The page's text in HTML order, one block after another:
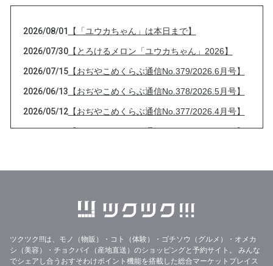
2026/08/01 【「ユウカちゃん」は本日まで】
2026/07/30【とろけるメロン「ユウカちゃん」2026】
2026/07/15【おぢやこめくらぶ通信No.379/2026.6月号】
2026/06/13 【おぢやこめくらぶ通信No.378/2026.5月号】
2026/05/12【おぢやこめくらぶ通信No.377/2026.4月号】
2026/04/13【おぢやこめくらぶ通信No.376/2026.3月号】
2026/02/08大雪と【おぢやこめくらぶ通信No.374/2026.1
33%OFF美味しいりんごジュースのフードレス
キュー
2026/01/14【2026年特別セット】
2025/12/31年末年始の営業と【おぢやこめくらぶ通信No.3
ツクツク!!!は、モノ（物販）・コト（体験）・ゴチソウ（グルメ）・オメカ
シ（美容）・チョクバイ（産地直送）のショッピングと予約サイト。
みんな
でシェアし合うおすそわけポイント機能を搭載した総合マーケットプレイス